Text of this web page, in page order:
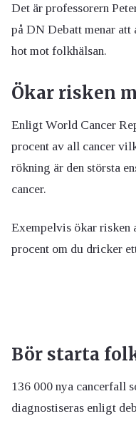
Det är professorern
på DN Debatt menar
hot mot folkhälsan.
Ökar risken
Enligt World Cancer
procent av all cancer
rökning är den största
cancer.
Exempelvis ökar risken
procent om du dricker
Bör starta
136 000 nya cancerfall
diagnostiseras enligt